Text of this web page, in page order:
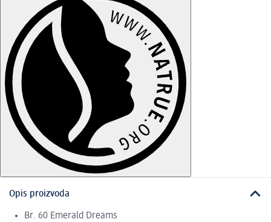
Opis proizvoda
Br. 60 Emerald Dreams